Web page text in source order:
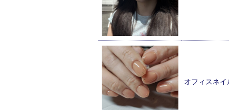
オフィスネイ